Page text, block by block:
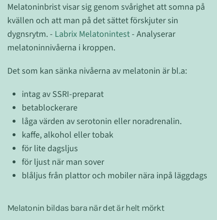
Melatoninbrist visar sig genom svårighet att somna på
kvällen och att man på det sättet förskjuter sin
dygnsrytm. - Labrix Melatonintest- Analyserar
melatoninnivåerna i kroppen.
Det som kan sänka nivåerna av melatonin är bl.a:
intag av SSRI-preparat
betablockerare
låga värden av serotonin eller noradrenalin.
kaffe, alkohol eller tobak
för lite dagsljus
för ljust när man sover
blåljus från plattor och mobiler nära inpå läggdags
Melatonin bildas bara när det är helt mörkt